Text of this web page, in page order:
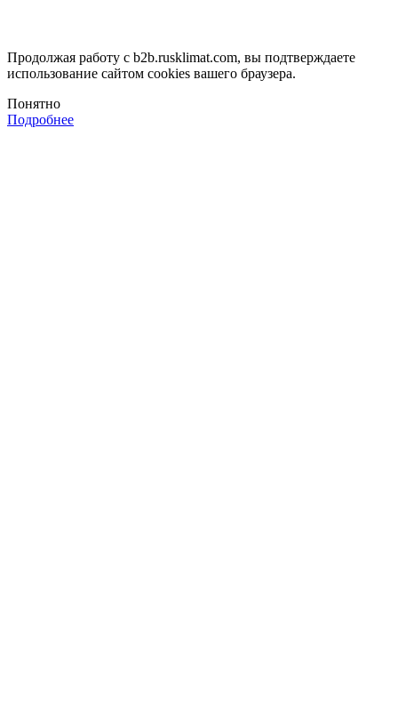
Продолжая работу с b2b.rusklimat.com, вы подтверждаете
использование сайтом cookies вашего браузера.
Понятно
Подробнее